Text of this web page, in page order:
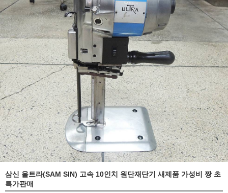
삼신 울트라(SAM SIN) 고속 10인치 원단재단기 새제품 가성비 짱 초
특가판매